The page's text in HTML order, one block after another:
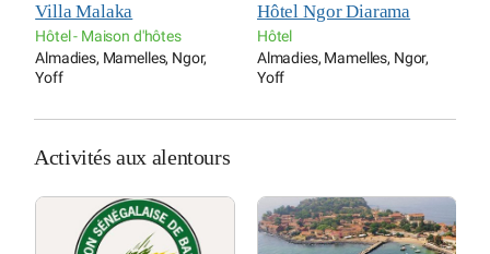
Hôtel Ngor Diarama
Hôtel
Almadies, Mamelles, Ngor,
Yoff
ASAO chez Amy Sow
Maison d'hôtes
Gorée
Activités aux alentours